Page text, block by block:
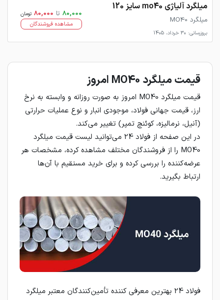
میلگرد آلیاژی mo40 سایز 120
میلگرد MO40
بروزرسانی: 30 خرداد، 1405
80,000 تا 80,000 تومان
مشاهده فروشندگان
قیمت میلگرد MO40 امروز
قیمت میلگرد MO40 امروز به صورت روزانه و وابسته به نرخ
ارز، قیمت جهانی فولاد، موجودی انبار و نوع عملیات حرارتی
(آنیل، نرمالیزه، کوئنچ تمپر) تغییر می‌کند.
در این صفحه از فولاد 24 می‌توانید لیست قیمت میلگرد
MO40 را از فروشندگان مختلف مشاهده کرده، مشخصات هر
عرضه‌کننده را بررسی کرده و برای خرید مستقیم با آن‌ها
ارتباط بگیرید.
فولاد 24 بهترین معرفی کننده تأمین‌کنندگان معتبر میلگرد